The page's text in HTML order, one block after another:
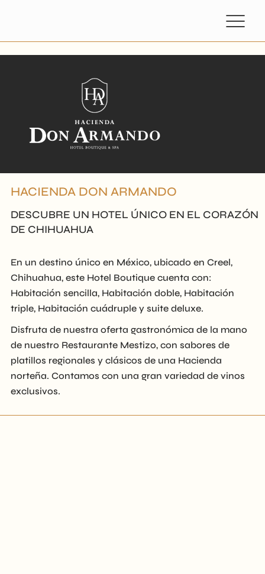
HACIENDA DON ARMANDO
DESCUBRE UN HOTEL ÚNICO EN EL CORAZÓN
DE CHIHUAHUA
En un destino único en México, ubicado en Creel,
Chihuahua, este Hotel Boutique cuenta con:
Habitación sencilla, Habitación doble, Habitación
triple, Habitación cuádruple y suite deluxe.
Disfruta de nuestra oferta gastronómica de la mano
de nuestro Restaurante Mestizo, con sabores de
platillos regionales y clásicos de una Hacienda
norteña. Contamos con una gran variedad de vinos
exclusivos.